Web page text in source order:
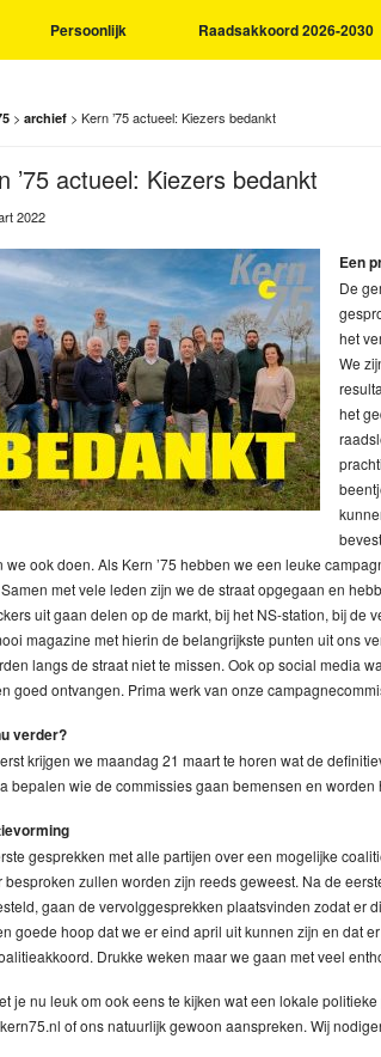
Persoonlijk Raadsakkoord 2026-2030
> archief > Kern ’75 actueel: Kiezers bedankt
’75 actueel: Kiezers bedankt
2022
Een
De
het
We
het
we ook doen. Als Kern ’75 hebben we een leuke
met vele leden zijn we de straat opgegaan en
uit gaan delen op de markt, bij het NS-station, bij de
magazine met hierin de belangrijkste punten uit ons
langs de straat niet te missen. Ook op social media
goed ontvangen. Prima werk van onze
verder?
krijgen we maandag 21 maart te horen wat de
bepalen wie de commissies gaan bemensen en
gesprekken met alle partijen over een mogelijke
besproken zullen worden zijn reeds geweest. Na de
gaan de vervolggesprekken plaatsvinden zodat er
goede hoop dat we er eind april uit kunnen zijn en dat
Drukke weken maar we gaan met veel
je nu leuk om ook eens te kijken wat een lokale
of ons natuurlijk gewoon aanspreken. Wij